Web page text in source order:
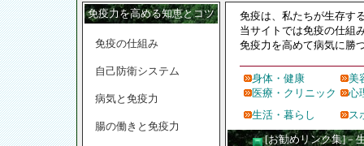
免疫力を高める知恵とコツ
免疫の仕組み
自己防衛システム
病気と免疫力
腸の働きと免疫力
免疫は、私たちが生存す
当サイトでは免疫の仕組
免疫力を高めて病気に勝
身体・健康
美
医療・クリニック
心
生活・暮らし
ス
[お勧めリンク集]－